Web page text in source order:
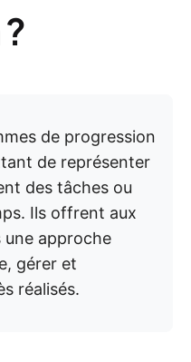
de progression
de représenter
des tâches ou
Ils offrent aux
une approche
gérer et
réalisés.